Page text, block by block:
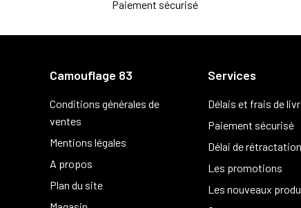
Paiement sécurisé
Camouflage 83
Conditions générales de
ventes
Mentions légales
A propos
Plan du site
Services
Délais et frais de
Paiement sécurisé
Délai de rétractation
Les promotions
Les nouveaux